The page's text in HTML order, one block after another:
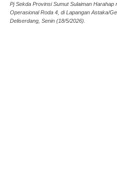
Pj Sekda Provinsi Sumut Sulaiman Harahap
Operasional Roda 4, di Lapangan Astaka/
Deliserdang, Senin (18/5/2026).